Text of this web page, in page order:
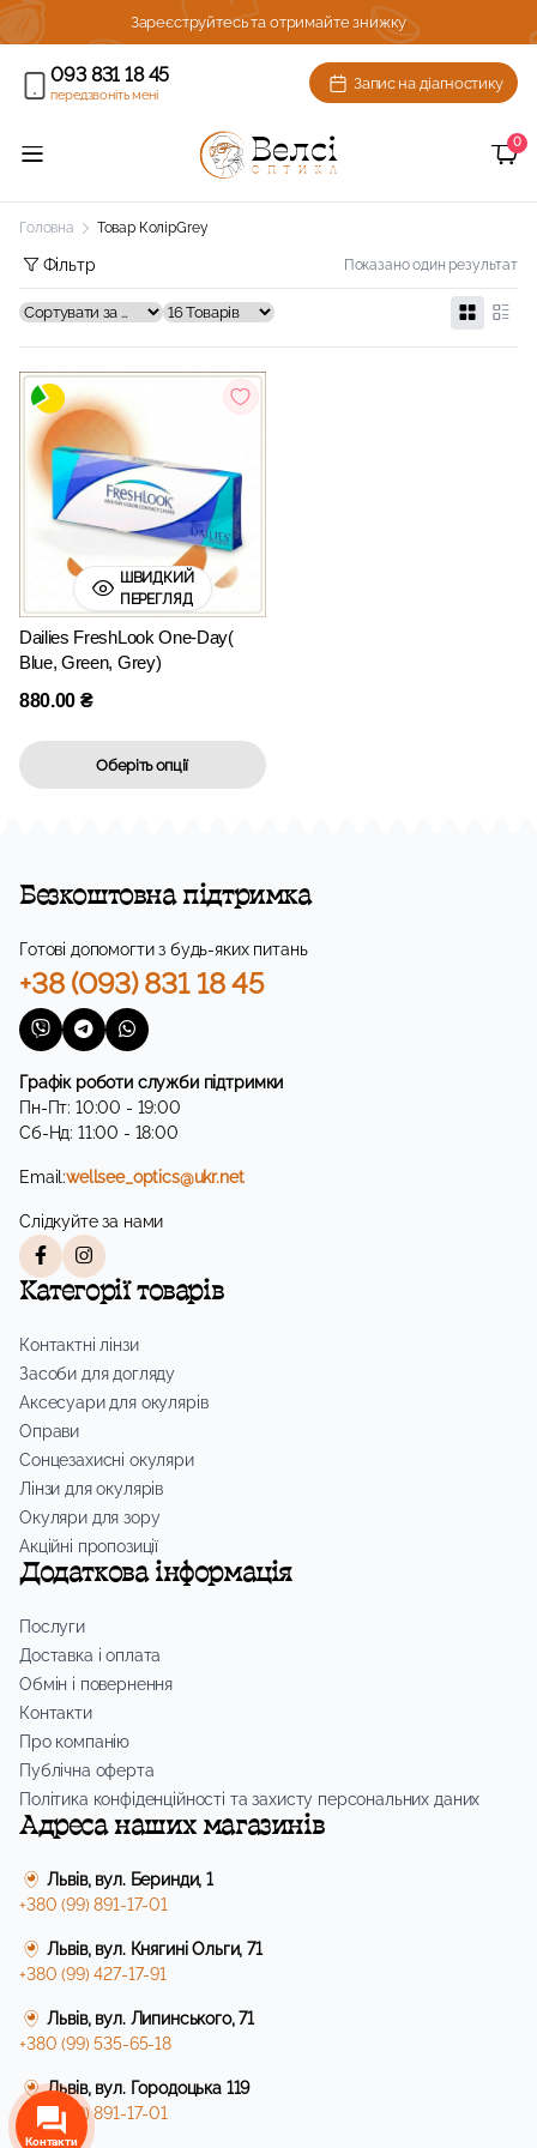
Зареєструйтесь та отримайте знижку
093 831 18 45
передзвоніть мені
Запис на діагностику
0
Головна Товар КолірGrey
Показано один результат
Фільтр
ШВИДКИЙ
ПЕРЕГЛЯД
Dailies FreshLook One-Day(
Blue, Green, Grey)
880.00 ₴
Оберіть опції
Безкоштовна підтримка
Готові допомогти з будь-яких питань
+38 (093) 831 18 45
Графік роботи служби підтримки
Пн-Пт: 10:00 - 19:00
Сб-Нд: 11:00 - 18:00
Email:wellsee_optics@ukr.net
Слідкуйте за нами
Категорії товарів
Контактні лінзи
Засоби для догляду
Аксесуари для окулярів
Оправи
Сонцезахисні окуляри
Лінзи для окулярів
Окуляри для зору
Акційні пропозиції
Додаткова інформація
Послуги
Доставка і оплата
Обмін і повернення
Контакти
Про компанію
Публічна оферта
Політика конфіденційності та захисту персональних даних
Адреса наших магазинів
Львів, вул. Беринди, 1
+380 (99) 891-17-01
Львів, вул. Княгині Ольги, 71
+380 (99) 427-17-91
Львів, вул. Липинського, 71
+380 (99) 535-65-18
Львів, вул. Городоцька 119
+380 (99) 891-17-01
Контакти